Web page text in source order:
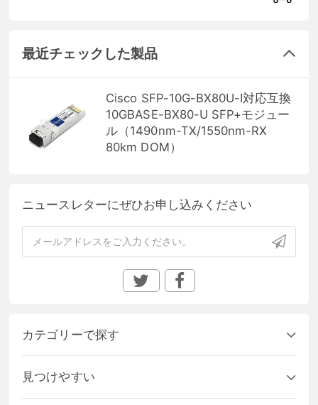
最近チェックした製品
Cisco SFP-10G-BX80U-I対応互換
10GBASE-BX80-U SFP+モジュー
ル（1490nm-TX/1550nm-RX
80km DOM）
ニュースレターにぜひお申し込みください
カテゴリーで探す
見つけやすい